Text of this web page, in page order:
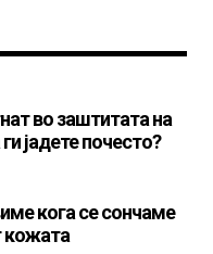
во заштитата на
јадете почесто?
кога се сончаме
кожата